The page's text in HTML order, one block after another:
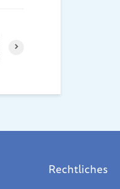
Rechtliches